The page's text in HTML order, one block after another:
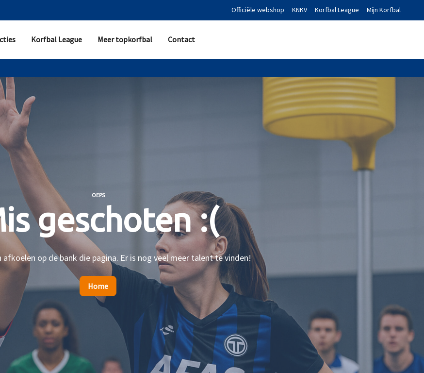
Officiële webshop KNKV Korfbal League Mijn Korfbal
Korfbal League Meer topkorfbal Contact
OEPS
geschoten :(
afkoelen op de bank die pagina. Er is nog veel meer talent te vinden!
Home